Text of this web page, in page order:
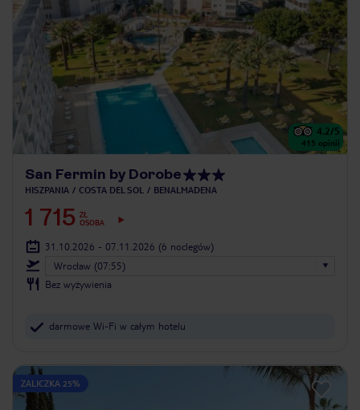
4.2/5
415 opinii
San Fermin by Dorobe
HISZPANIA COSTA DEL SOL BENALMADENA
1 715 ZŁ
OSOBA
31.10.2026 - 07.11.2026 (6 noclegów)
Wrocław (07:55)
Bez wyżywienia
darmowe Wi-Fi w całym hotelu
ZALICZKA 25%